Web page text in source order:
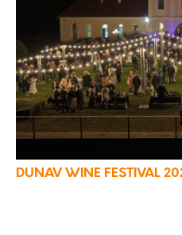
DUNAV WINE FESTIVAL